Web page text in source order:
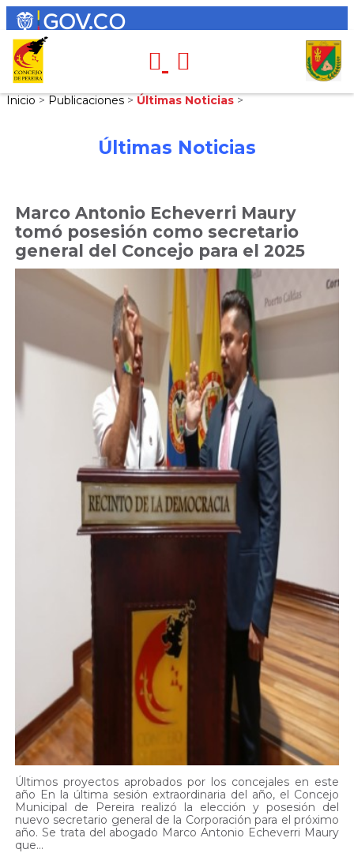
Inicio > Publicaciones > Últimas Noticias >
Últimas Noticias
Marco Antonio Echeverri Maury
tomó posesión como secretario
general del Concejo para el 2025
Últimos proyectos aprobados por los concejales en este
año En la última sesión extraordinaria del año, el Concejo
Municipal de Pereira realizó la elección y posesión del
nuevo secretario general de la Corporación para el próximo
año. Se trata del abogado Marco Antonio Echeverri Maury
que...